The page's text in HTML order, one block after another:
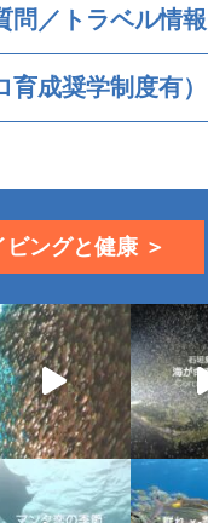
問／トラベル情報
成奨学制度有）
ビングと健康 ＞